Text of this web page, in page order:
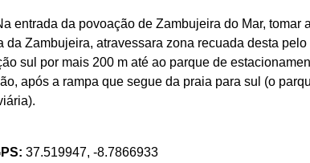
entrada da povoação de Zambujeira do Mar, tomar
da Zambujeira, atravessara zona recuada desta
sul por mais 200 m até ao parque de
após a rampa que segue da praia para sul (o
37.519947, -8.7866933